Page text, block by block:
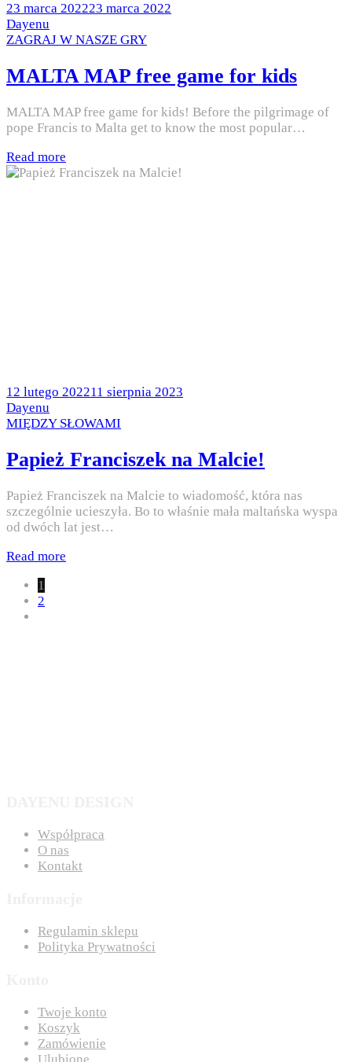
Posted
on
23 marca 202223 marca 2022
by
Dayenu
Posted
ZAGRAJ W NASZE GRY
MALTA MAP free game for kids
MALTA MAP free game for kids! Before the pilgrimage of
pope Francis to Malta get to know the most popular…
Read more
Posted
on
12 lutego 202211 sierpnia 2023
by
Dayenu
Posted
MIĘDZY SŁOWAMI
Papież Franciszek na Malcie!
Papież Franciszek na Malcie to wiadomość, która nas
szczególnie ucieszyła. Bo to właśnie mała maltańska wyspa
od dwóch lat jest…
Read more
1
2
Współpraca
O nas
Kontakt
Regulamin sklepu
Polityka Prywatności
Twoje konto
Koszyk
Zamówienie
Ulubione